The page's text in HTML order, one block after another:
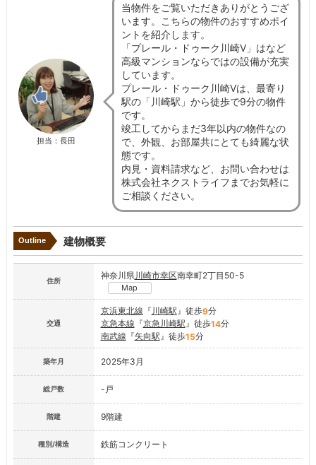
担当：長田
当物件をご覧いただきありがとうござ
います。こちらの物件のおすすめポイ
ントを紹介します。
「プレール・ドゥーク川崎V」はなど
高級マンションならではの設備が充実
しています。
プレール・ドゥーク川崎Vは、最寄り
駅の「川崎駅」から徒歩で9分の物件
です。
竣工してからまだ3年以内の物件なの
で、外観、お部屋共にとても綺麗な状
態です。
内見・資料請求など、お問い合わせは
株式会社ネクストライフまでお気軽に
ご相談ください。
Outline 建物概要
住所
神奈川県 川崎市幸区南幸町2丁目50-5
Map
交通
京浜東北線 『 川崎駅 』徒歩9分
京急本線 『京急川崎駅 』徒歩14分
南武線 『矢向駅 』徒歩15分
築年月 2025年3月
総戸数 -戸
階建 9階建
種別/構造 鉄筋コンクリート